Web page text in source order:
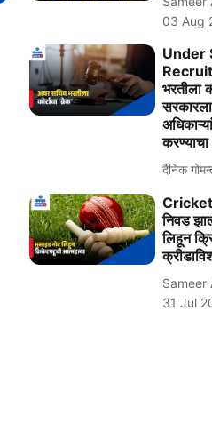
03 Aug
Under
भरतीला
दैनिक
निवड
लिहून
Sameer
31 Jul